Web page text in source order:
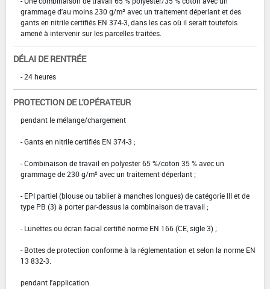
grammage d'au moins 230 g/m² avec un traitement déperlant et des
gants en nitrile certifiés EN 374-3, dans les cas où il serait toutefois
amené à intervenir sur les parcelles traitées.
DÉLAI DE RENTRÉE
- 24 heures
PROTECTION DE L'OPÉRATEUR
pendant le mélange/chargement
- Gants en nitrile certifiés EN 374-3 ;
- Combinaison de travail en polyester 65 %/coton 35 % avec un
grammage de 230 g/m² avec un traitement déperlant ;
- EPI partiel (blouse ou tablier à manches longues) de catégorie III et de
type PB (3) à porter par-dessus la combinaison de travail ;
- Lunettes ou écran facial certifié norme EN 166 (CE, sigle 3) ;
- Bottes de protection conforme à la réglementation et selon la norme EN
13 832-3.
pendant l'application